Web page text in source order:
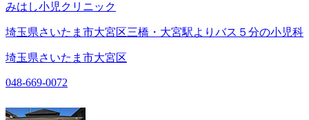
みはし小児クリニック
埼玉県さいたま市大宮区三橋・大宮駅よりバス５分の小児科
埼玉県さいたま市大宮区
048-669-0072